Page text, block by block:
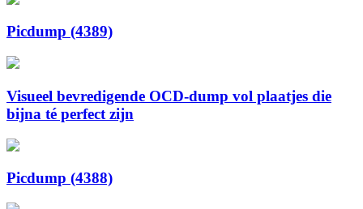
Picdump (4389)
Visueel bevredigende OCD-dump vol plaatjes die
bijna té perfect zijn
Picdump (4388)